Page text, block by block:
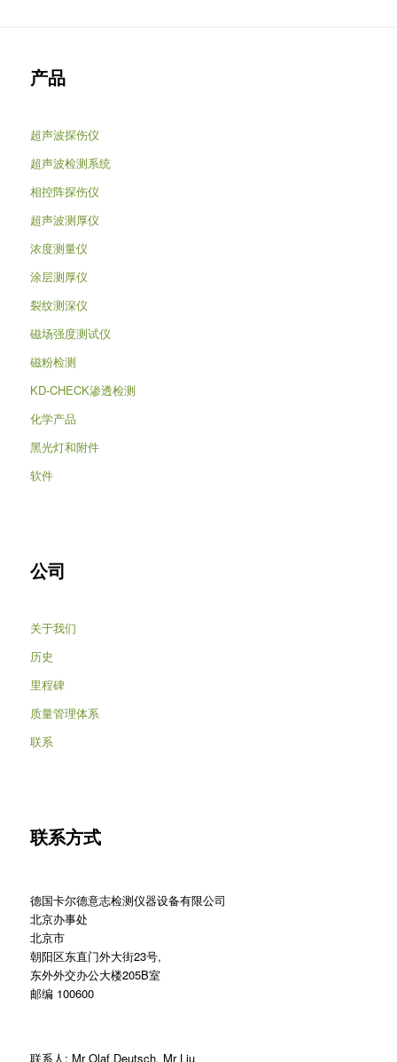
产品
超声波探伤仪
超声波检测系统
相控阵探伤仪
超声波测厚仪
浓度测量仪
涂层测厚仪
裂纹测深仪
磁场强度测试仪
磁粉检测
KD-CHECK渗透检测
化学产品
黑光灯和附件
软件
公司
关于我们
历史
里程碑
质量管理体系
联系
联系方式
德国卡尔德意志检测仪器设备有限公司
北京办事处
北京市
朝阳区东直门外大街23号,
东外外交办公大楼205B室
邮编 100600
联系人: Mr Olaf Deutsch, Mr Liu